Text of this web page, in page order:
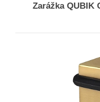
Zarážka QUBIK